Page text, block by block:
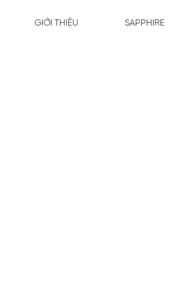
GIỚI THIỆU SAPPHIRE